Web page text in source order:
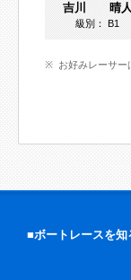
吉川 晴
級別：B1
お好みレーサー
■ボートレースを知